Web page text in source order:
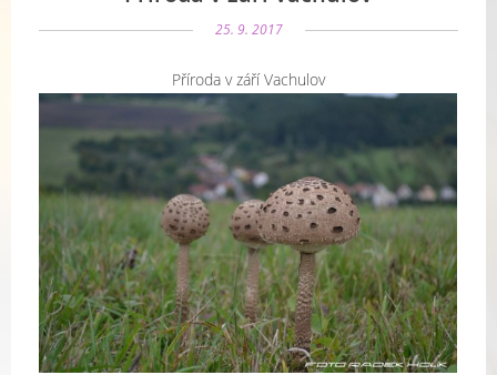
25. 9. 2017
Příroda v září Vachulov